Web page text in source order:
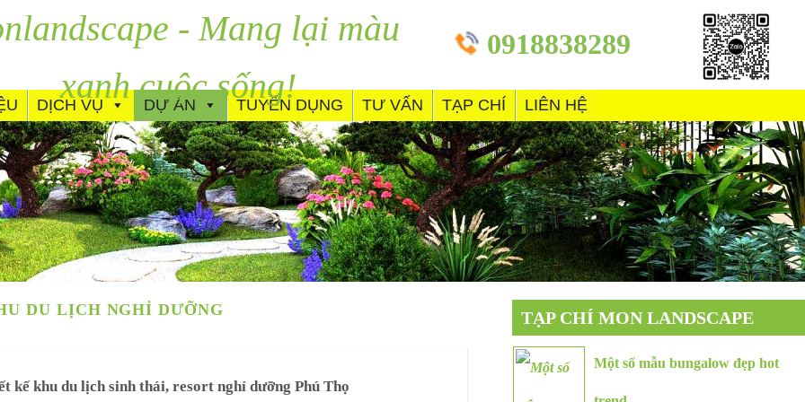
- Mang lại màu
xanh cuộc sống!
0918838289
DỊCH VỤ DỰ ÁN TUYỂN DỤNG TƯ VẤN TẠP CHÍ LIÊN HỆ
DU LỊCH NGHỈ DƯỠNG
kế khu du lịch sinh thái, resort nghỉ dưỡng Phú Thọ
TẠP CHÍ MON LANDSCAPE
Một số mẫu bungalow đẹp hot